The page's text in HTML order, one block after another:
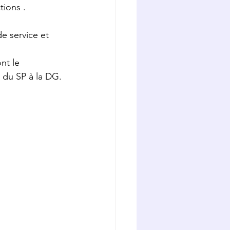
.
service et
le
SP à la DG.